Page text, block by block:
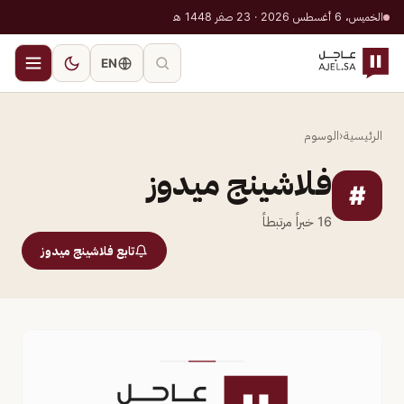
الخميس، 6 أغسطس 2026 · 23 صفر 1448 هـ
EN
الرئيسية‹الوسوم
# فلاشينج ميدوز
16 خبراً مرتبطاً
تابع فلاشينج ميدوز